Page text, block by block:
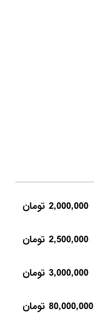
2,000,000 تومان
2,500,000 تومان
3,000,000 تومان
80,000,000 تومان